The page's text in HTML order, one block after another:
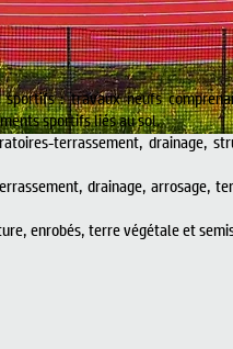
: travaux neufs
sportifs liés au sol.
terrassement, drainage,
drainage, arrosage,
enrobés, terre végétale et